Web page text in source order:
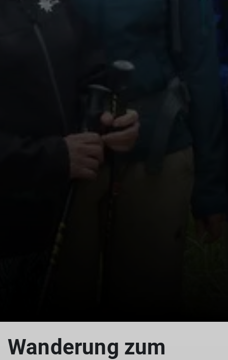
Wanderung zum